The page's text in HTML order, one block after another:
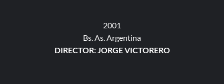
2001
Bs. As. Argentina
DIRECTOR: JORGE VICTORERO